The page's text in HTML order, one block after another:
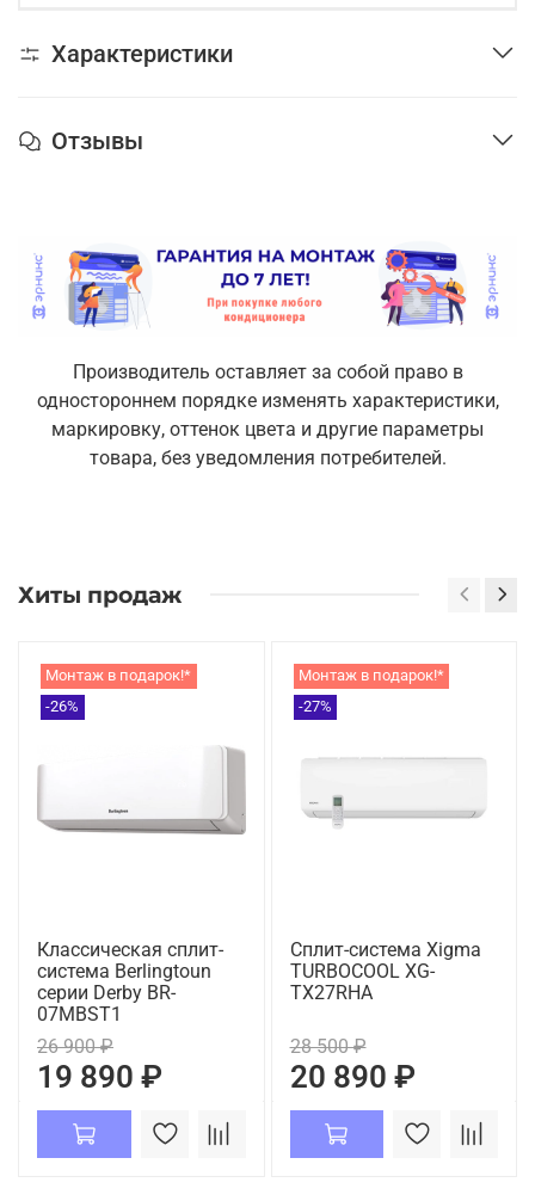
Характеристики
Отзывы
Производитель оставляет за собой право в
одностороннем порядке изменять характеристики,
маркировку, оттенок цвета и другие параметры
товара, без уведомления потребителей.
Хиты продаж
Монтаж в подарок!*
-26%
Классическая сплит-
система Berlingtoun
серии Derby BR-
07MBST1
26 900 ₽
19 890 ₽
Монтаж в подарок!*
-27%
Сплит-система Xigma
TURBOCOOL XG-
TX27RHA
28 500 ₽
20 890 ₽